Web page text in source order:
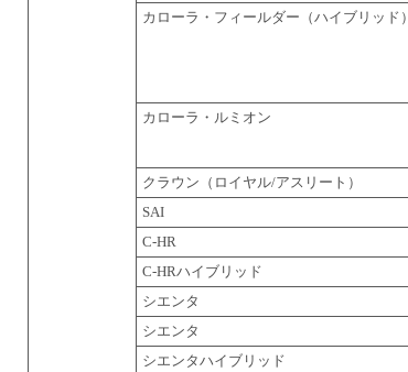
カローラ・フィールダー（ハイブリッド）
カローラ・ルミオン
クラウン（ロイヤル/アスリート）
SAI
C-HR
C-HRハイブリッド
シエンタ
シエンタ
シエンタハイブリッド